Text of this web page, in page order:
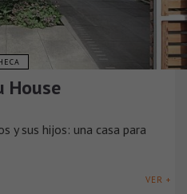
House
y sus hijos: una casa para
VER +